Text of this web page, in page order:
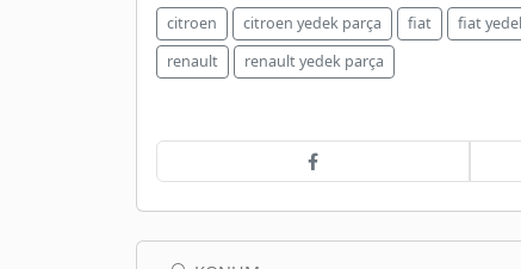
citroen citroen yedek parça fiat fiat
renault
renault yedek parça